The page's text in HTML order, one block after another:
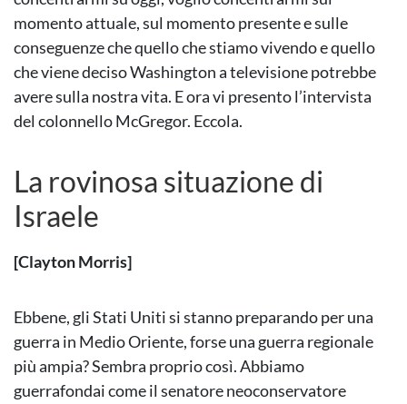
momento attuale, sul momento presente e sulle
conseguenze che quello che stiamo vivendo e quello
che viene deciso Washington a televisione potrebbe
avere sulla nostra vita. E ora vi presento l’intervista
del colonnello McGregor. Eccola.
La rovinosa situazione di
Israele
[Clayton Morris]
Ebbene, gli Stati Uniti si stanno preparando per una
guerra in Medio Oriente, forse una guerra regionale
più ampia? Sembra proprio così. Abbiamo
guerrafondai come il senatore neoconservatore